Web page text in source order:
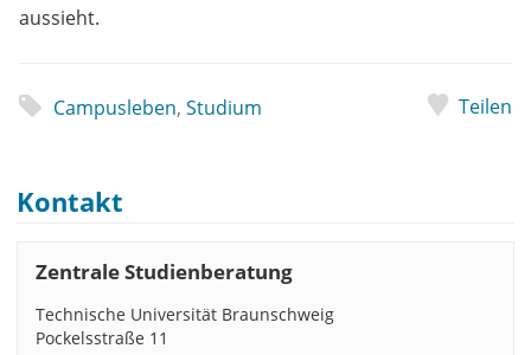
aussieht.
Campusleben, Studium Teilen
Kontakt
Zentrale Studienberatung
Technische Universität Braunschweig
Pockelsstraße 11